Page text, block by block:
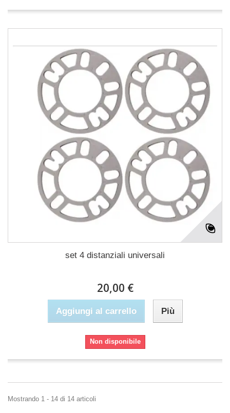
set 4 distanziali universali
20,00 €
Aggiungi al carrello Più
Non disponibile
Mostrando 1 - 14 di 14 articoli